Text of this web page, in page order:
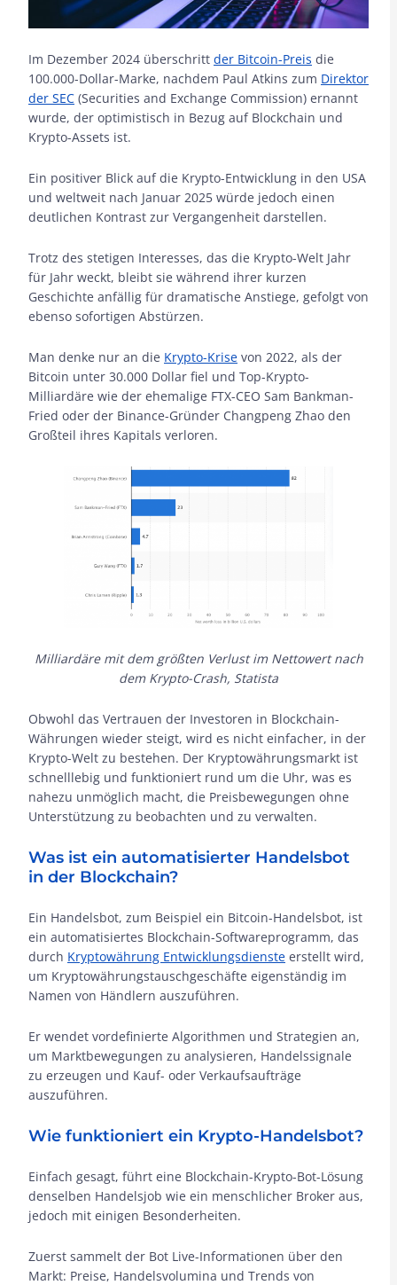
Im Dezember 2024 überschritt der Bitcoin-Preis die
100.000-Dollar-Marke, nachdem Paul Atkins zum Direktor
der SEC (Securities and Exchange Commission) ernannt
wurde, der optimistisch in Bezug auf Blockchain und
Krypto-Assets ist.
Ein positiver Blick auf die Krypto-Entwicklung in den USA
und weltweit nach Januar 2025 würde jedoch einen
deutlichen Kontrast zur Vergangenheit darstellen.
Trotz des stetigen Interesses, das die Krypto-Welt Jahr
für Jahr weckt, bleibt sie während ihrer kurzen
Geschichte anfällig für dramatische Anstiege, gefolgt von
ebenso sofortigen Abstürzen.
Man denke nur an die Krypto-Krise von 2022, als der
Bitcoin unter 30.000 Dollar fiel und Top-Krypto-
Milliardäre wie der ehemalige FTX-CEO Sam Bankman-
Fried oder der Binance-Gründer Changpeng Zhao den
Großteil ihres Kapitals verloren.
Milliardäre mit dem größten Verlust im Nettowert nach
dem Krypto-Crash, Statista
Obwohl das Vertrauen der Investoren in Blockchain-
Währungen wieder steigt, wird es nicht einfacher, in der
Krypto-Welt zu bestehen. Der Kryptowährungsmarkt ist
schnelllebig und funktioniert rund um die Uhr, was es
nahezu unmöglich macht, die Preisbewegungen ohne
Unterstützung zu beobachten und zu verwalten.
Was ist ein automatisierter Handelsbot
in der Blockchain?
Ein Handelsbot, zum Beispiel ein Bitcoin-Handelsbot, ist
ein automatisiertes Blockchain-Softwareprogramm, das
durch Kryptowährung Entwicklungsdienste erstellt wird,
um Kryptowährungstauschgeschäfte eigenständig im
Namen von Händlern auszuführen.
Er wendet vordefinierte Algorithmen und Strategien an,
um Marktbewegungen zu analysieren, Handelssignale
zu erzeugen und Kauf- oder Verkaufsaufträge
auszuführen.
Wie funktioniert ein Krypto-Handelsbot?
Einfach gesagt, führt eine Blockchain-Krypto-Bot-Lösung
denselben Handelsjob wie ein menschlicher Broker aus,
jedoch mit einigen Besonderheiten.
Zuerst sammelt der Bot Live-Informationen über den
Markt: Preise, Handelsvolumina und Trends von